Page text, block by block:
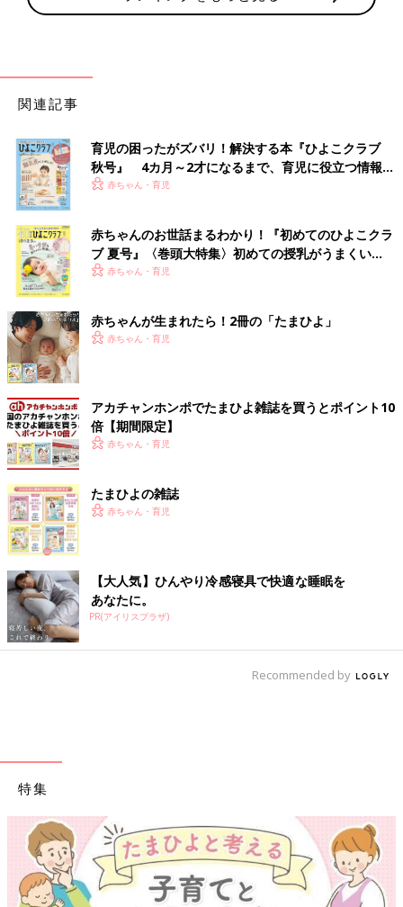
関連記事
育児の困ったがズバリ！解決する本『ひよこクラブ
秋号』 4カ月～2才になるまで、育児に役立つ情報が
いっぱい！
赤ちゃん・育児
赤ちゃんのお世話まるわかり！『初めてのひよこクラ
ブ 夏号』〈巻頭大特集〉初めての授乳がうまくい
く！ おっぱい・ミルクの基本と夏のトラブル 解決テ
赤ちゃん・育児
赤ちゃんが生まれたら！2冊の「たまひよ」
赤ちゃん・育児
アカチャンホンポでたまひよ雑誌を買うとポイント10
倍【期間限定】
赤ちゃん・育児
たまひよの雑誌
赤ちゃん・育児
【大人気】ひんやり冷感寝具で快適な睡眠を
あなたに。
PR(アイリスプラザ)
Recommended by
特集